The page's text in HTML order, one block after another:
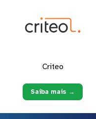
Criteo
Saiba mais →